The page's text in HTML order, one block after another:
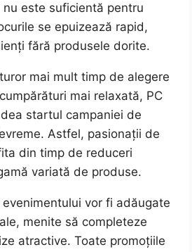
este suficientă pentru
se epuizează rapid,
fără produsele dorite.
mai mult timp de alegere
mai relaxată, PC
startul campaniei de
Astfel, pasionații de
din timp de reduceri
variată de produse.
vor fi adăugate
menite să completeze
atractive. Toate promoțiile